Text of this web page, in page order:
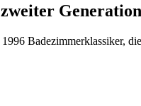
Badezimmerklassiker,